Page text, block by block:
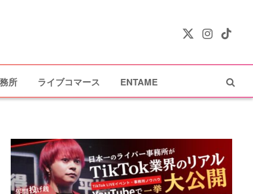
X
Instagram
TikTok
所 ライブコマース ENTAME